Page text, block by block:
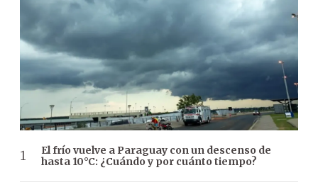
El frío vuelve a Paraguay con un descenso de
hasta 10°C: ¿Cuándo y por cuánto tiempo?